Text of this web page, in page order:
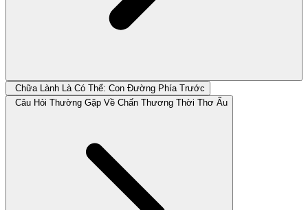
Chữa Lành Là Có Thể: Con Đường Phía Trước
Câu Hỏi Thường Gặp Về Chấn Thương Thời Thơ Ấu